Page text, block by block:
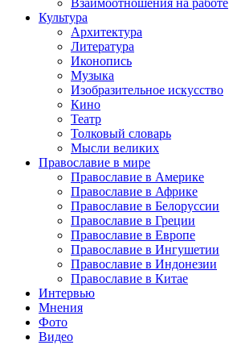
Взаимоотношения на работе
Культура
Архитектура
Литература
Иконопись
Музыка
Изобразительное искусство
Кино
Театр
Толковый словарь
Мысли великих
Православие в мире
Православие в Америке
Православие в Африке
Православие в Белоруссии
Православие в Греции
Православие в Европе
Православие в Ингушетии
Православие в Индонезии
Православие в Китае
Интервью
Мнения
Фото
Видео